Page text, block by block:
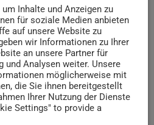
absolut nach einem
den gibt es diese Woche für
in Zoomania wieder Chaos
sicher nicht weit: Nick und
das Dream Team zukommt,
Inhalte und Anzeigen zu
für soziale Medien anbieten
auf unsere Website zu
wir Informationen zu Ihrer
an unsere Partner für
und Analysen weiter. Unsere
möglicherweise mit
die Sie ihnen bereitgestellt
Ihrer Nutzung der Dienste
Settings" to provide a